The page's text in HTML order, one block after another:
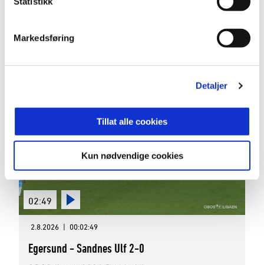
Markedsføring
Detaljer
Tillat alle cookies
Kun nødvendige cookies
Hødd - Moss 2-1
02:49
2.8.2026 | 00:02:49
Egersund - Sandnes Ulf 2-0